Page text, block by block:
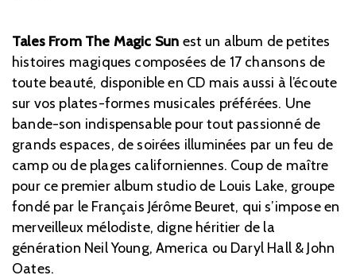
Tales From The Magic Sun est un album de petites
histoires magiques composées de 17 chansons de
toute beauté, disponible en CD mais aussi à l’écoute
sur vos plates-formes musicales préférées. Une
bande-son indispensable pour tout passionné de
grands espaces, de soirées illuminées par un feu de
camp ou de plages californiennes. Coup de maître
pour ce premier album studio de Louis Lake, groupe
fondé par le Français Jérôme Beuret, qui s’impose en
merveilleux mélodiste, digne héritier de la
génération Neil Young, America ou Daryl Hall & John
Oates.